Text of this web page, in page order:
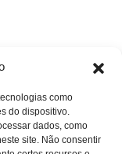
como
do dispositivo.
dados, como
site. Não consentir